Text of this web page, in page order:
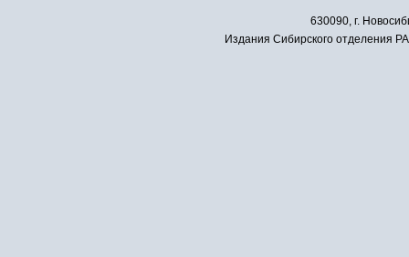
630090, г.
Издания Сибирского отделения